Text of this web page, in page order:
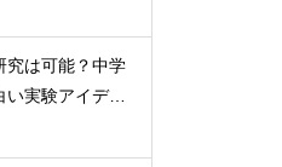
究は可能？中学
い実験アイデア